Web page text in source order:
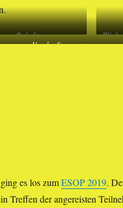
Refraktor
Blick
Vor der Sternwarte
es los zumESOP 2019.
Treffen der angereisten